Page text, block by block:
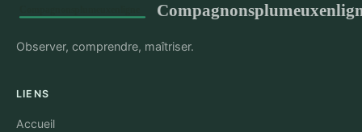
Observer, comprendre, maîtriser.
LIENS
Accueil